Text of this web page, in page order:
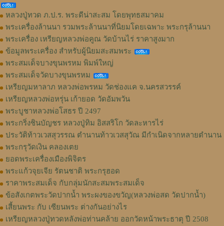
หลวงปู่ทวด ภ.ป.ร. พระดีน่าสะสม โดยพุทธสมาคม
พระเครื่องล้านนา รวมพระล้านนาที่นิยมโดยเฉพาะ พระกรุล้านนา
พระเครื่อง เหรียญหลวงพ่อคูณ วัดบ้านไร่ ราคาสูงมาก
ข้อมูลพระเครื่อง สำหรับผู้นิยมสะสมพระ
พระสมเด็จบางขุนพรหม พิมพ์ใหญ่
พระสมเด็จวัดบางขุนพรหม
เหรียญมหาลาภ หลวงพ่อพรหม วัดช่องแค จ.นครสวรรค์
เหรียญหลวงพ่อหรุ่น เก้ายอด วัดอัมพวัน
พระบูชาหลวงพ่อโสธร ปี 2497
พระกริ่งชินบัญชร หลวงปู่ทิม อิสสริโก วัดละหารไร่
ประวัติท้าวเวสสุวรรณ ตำนานท้าวเวสสุวัณ มีกำเนิดจากหลายตำนาน
พระกรุวัดเงิน คลองเตย
ยอดพระเครื่องเมืองพิจิตร
พระแก้วจุยเจีย รัตนชาติ พระกรุฮอด
ราคาพระสมเด็จ กับกลุ่มนักสะสมพระสมเด็จ
ข้อสังเกตพระวัดปากน้ำ พระผงของขวัญ(หลวงพ่อสด วัดปากน้ำ)
เสี้ยนพระ กับ เซียนพระ ต่างกันอย่างไร
เหรียญหลวงปู่ทวดหลังพ่อท่านคล้าย ออกวัดหน้าพระธาตุ ปี 2508